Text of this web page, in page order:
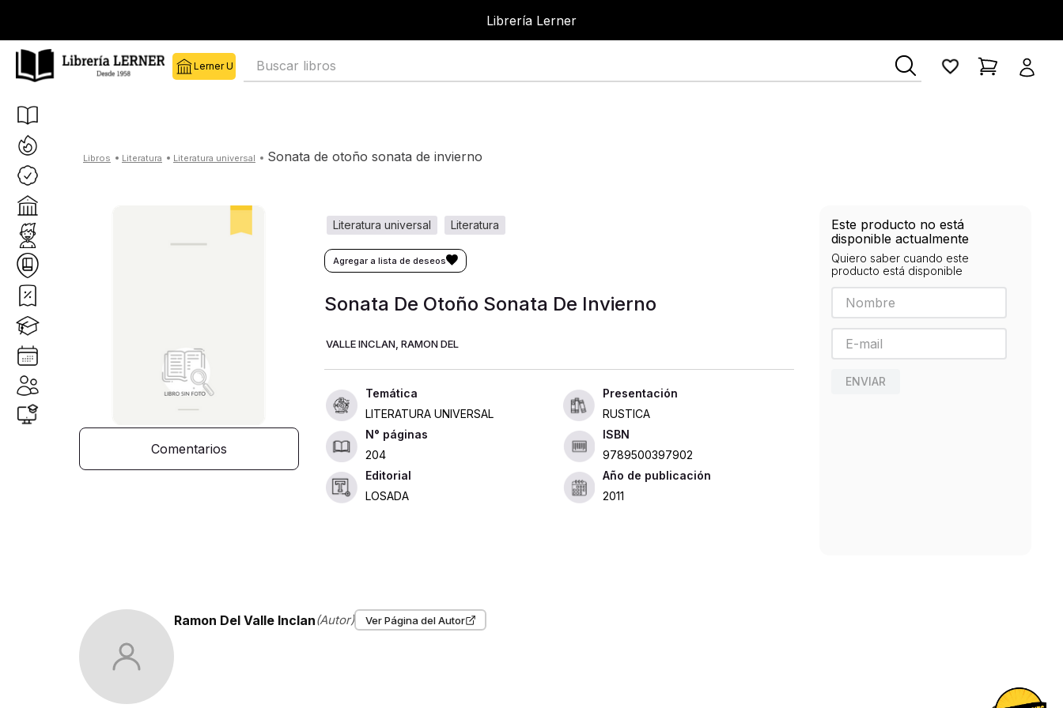
Librería Lerner
Buscar libros
literatura literatura universal sonata de otoño sonata de invierno
Comentarios
literatura
literatura universal
Sonata De Otoño Sonata De Invierno
VALLE INCLAN, RAMON DEL
LITERATURA UNIVERSAL
Presentación
RUSTICA
204
ISBN
9789500397902
Editorial
LOSADA
Año de publicación
2011
Este producto no está
disponible actualmente
Quiero saber cuando este
producto está disponible
ENVIAR
Ramon Del Valle Inclan(Autor) Ver Página del Autor